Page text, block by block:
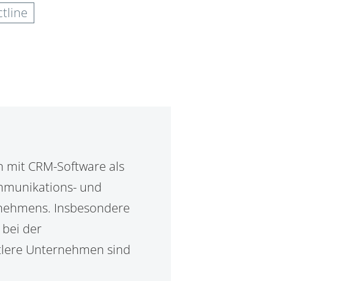
mit CRM-Software als
und
Insbesondere
der
Unternehmen sind